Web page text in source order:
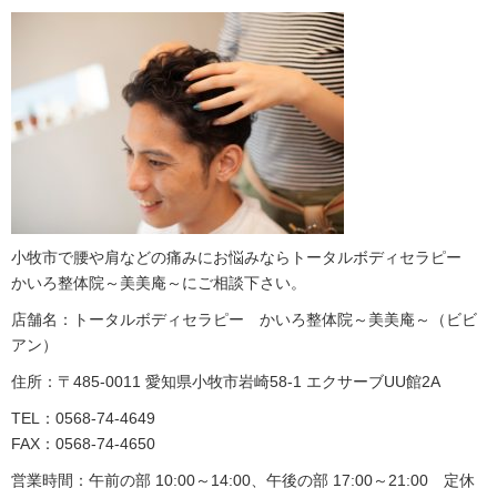
小牧市で腰や肩などの痛みにお悩みならトータルボディセラピー
かいろ整体院～美美庵～にご相談下さい。
店舗名：トータルボディセラピー かいろ整体院～美美庵～（ビビ
アン）
住所：〒485-0011 愛知県小牧市岩崎58-1 エクサーブUU館2A
TEL：0568-74-4649
FAX：0568-74-4650
営業時間：午前の部 10:00～14:00、午後の部 17:00～21:00 定休